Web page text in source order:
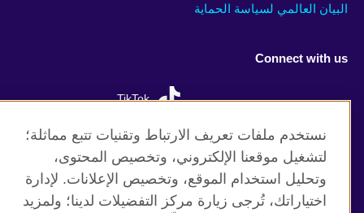
البيان العالمي لسياسة الحماية
Connect with us
TikTok
موقع المجلس الثقافي البريطاني العالمي
الخصوصية وشروط الاستخدام
نستخدم ملفات تعريف الارتباط وتقنيات تتبع مماثلة؛
لتشغيل موقعنا الإلكتروني، وتخصيص المحتوى،
وتحليل استخدام الموقع، وتخصيص الإعلانات. لإدارة
اختياراتك، تُرجى زيارة مركز التفضيلات لدينا؛ ولمزيد